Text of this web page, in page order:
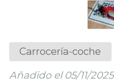
Carrocería-coche
Añadido el 05/11/2025